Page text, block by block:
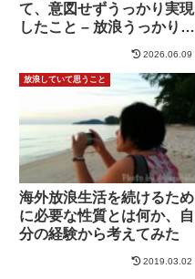
て、意図せずうっかり実現
したこと – 放浪うっかり体
2026.06.09
放浪していて思うこと
海外放浪生活を続けるため
に必要な性質とは何か、自
分の経験から考えてみた
2019.03.02